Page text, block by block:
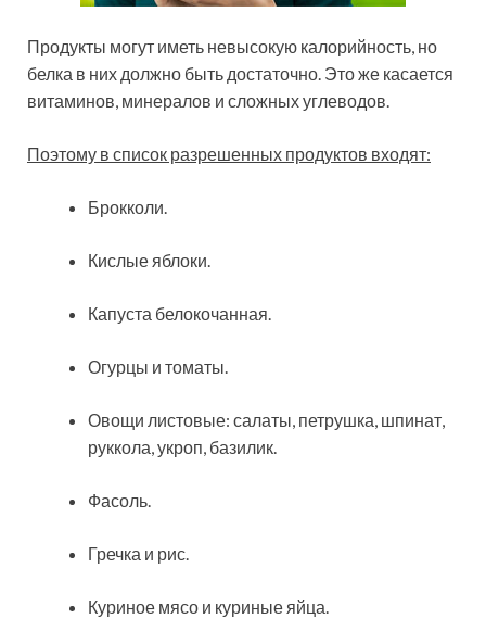
Продукты могут иметь невысокую калорийность, но
белка в них должно быть достаточно. Это же касается
витаминов, минералов и сложных углеводов.
Поэтому в список разрешенных продуктов входят:
Брокколи.
Кислые яблоки.
Капуста белокочанная.
Огурцы и томаты.
Овощи листовые: салаты, петрушка, шпинат,
руккола, укроп, базилик.
Фасоль.
Гречка и рис.
Куриное мясо и куриные яйца.